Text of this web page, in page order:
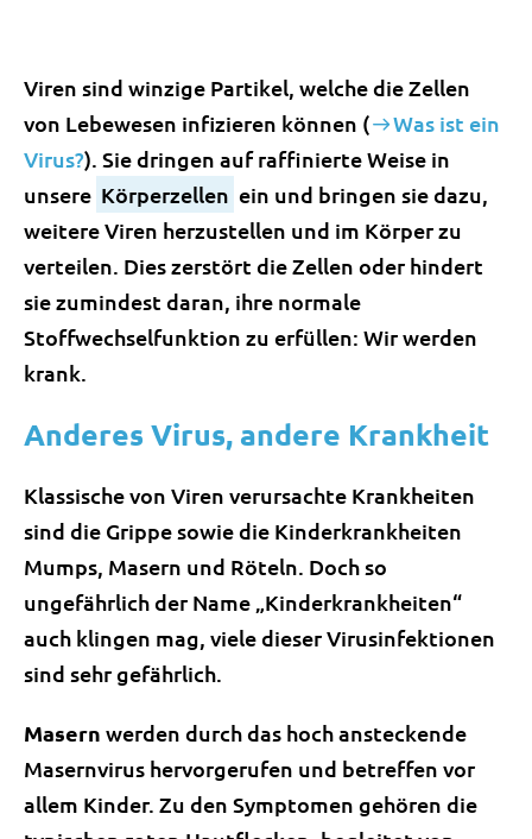
Viren sind winzige Partikel, welche die Zellen
von Lebewesen infizieren können (
Was ist ein
Virus?). Sie dringen auf raffinierte Weise in
unsere Körperzellen ein und bringen sie dazu,
weitere Viren herzustellen und im Körper zu
verteilen. Dies zerstört die Zellen oder hindert
sie zumindest daran, ihre normale
Stoffwechselfunktion zu erfüllen: Wir werden
krank.
Anderes Virus, andere Krankheit
Klassische von Viren verursachte Krankheiten
sind die Grippe sowie die Kinderkrankheiten
Mumps, Masern und Röteln. Doch so
ungefährlich der Name „Kinderkrankheiten“
auch klingen mag, viele dieser Virusinfektionen
sind sehr gefährlich.
Masern werden durch das hoch ansteckende
Masernvirus hervorgerufen und betreffen vor
allem Kinder. Zu den Symptomen gehören die